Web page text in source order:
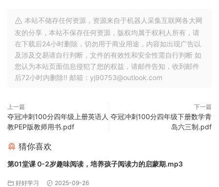
本站不储存任何资源，资源来自于机器人采集互联网各大网
友的分享，本站不保存任何资源，版权均属于权利人所有，请
在下载后24小时删除，切勿用于商业用途，内容如出现广告以
及涉及交易请自行判断，文件的有效性和安全性需自行判断 如
您认为本站页面信息侵犯了您的权益，请邮件告知，收到邮件
后72小时内删除!! 邮箱：yj90753@outlook.com
上一篇
夺冠冲刺100分四年级上册英语人
教PEP版教师用书.pdf
下一篇
夺冠冲刺100分四年级下册数学青
岛六三制.pdf
猜你喜欢
第01堂课 0-2岁趣味阅读，培养孩子阅读力的启蒙期.mp3
好好学习 2025-09-26